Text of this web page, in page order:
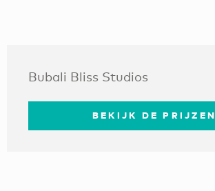
Bubali Bliss Studios
BEKIJK DE PRIJZEN